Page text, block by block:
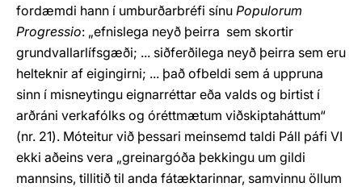
fordæmdi hann í umburðarbréfi sínu Populorum
Progressio: „efnislega neyð þeirra sem skortir
grundvallarlífsgæði; ... siðferðilega neyð þeirra sem eru
helteknir af eigingirni; ... það ofbeldi sem á uppruna
sinn í misneytingu eignarréttar eða valds og birtist í
arðráni verkafólks og óréttmætum viðskiptaháttum“
(nr. 21). Móteitur við þessari meinsemd taldi Páll páfi VI
ekki aðeins vera „greinargóða þekkingu um gildi
mannsins, tillitið til anda fátæktarinnar, samvinnu öllum